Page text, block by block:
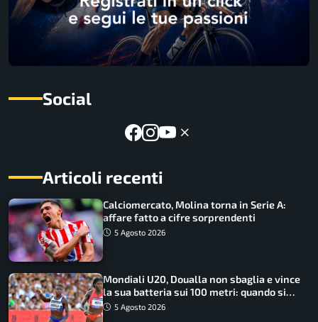
Social
Articoli recenti
Calciomercato, Molina torna in Serie A:
affare fatto a cifre sorprendenti
5 Agosto 2026
Mondiali U20, Doualla non sbaglia e vince
la sua batteria sui 100 metri: quando si
disputano le finali
5 Agosto 2026